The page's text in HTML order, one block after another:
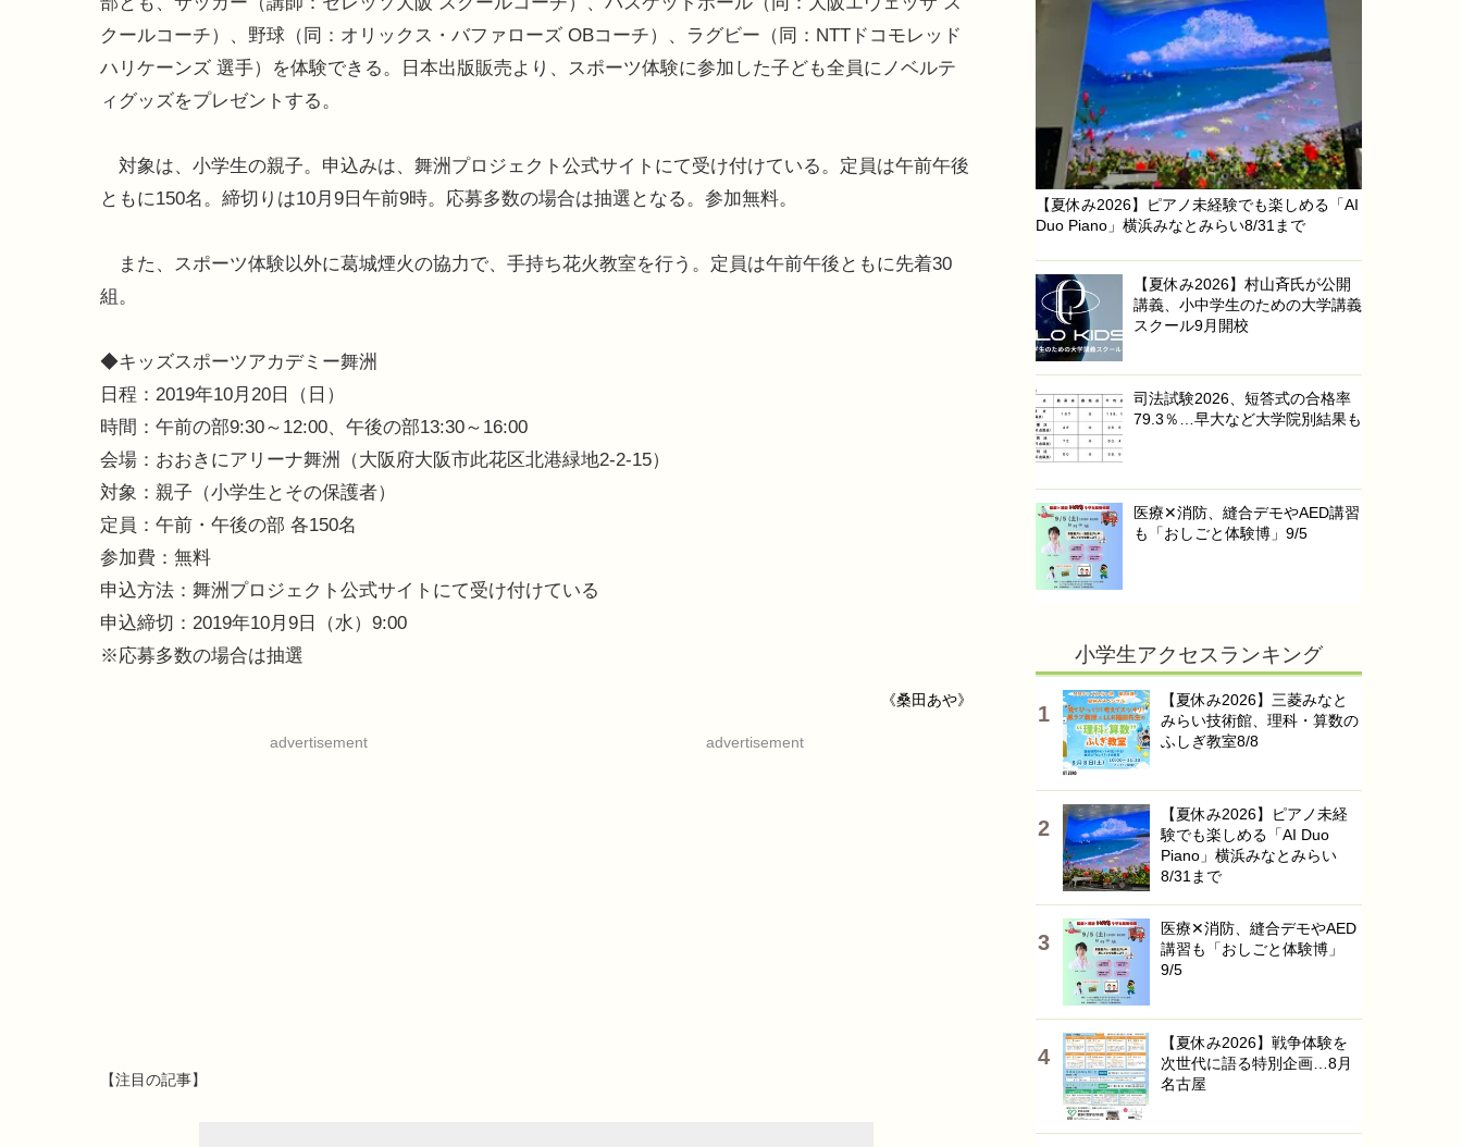
クールコーチ）、野球（同：オリックス・バファローズ OBコーチ）、ラグビー（同：NTTドコモレッド
ハリケーンズ 選手）を体験できる。日本出版販売より、スポーツ体験に参加した子ども全員にノベルテ
ィグッズをプレゼントする。
対象は、小学生の親子。申込みは、舞洲プロジェクト公式サイトにて受け付けている。定員は午前午後
ともに150名。締切りは10月9日午前9時。応募多数の場合は抽選となる。参加無料。
また、スポーツ体験以外に葛城煙火の協力で、手持ち花火教室を行う。定員は午前午後ともに先着30
組。
◆キッズスポーツアカデミー舞洲
日程：2019年10月20日（日）
時間：午前の部9:30～12:00、午後の部13:30～16:00
会場：おおきにアリーナ舞洲（大阪府大阪市此花区北港緑地2-2-15）
対象：親子（小学生とその保護者）
定員：午前・午後の部 各150名
参加費：無料
申込方法：舞洲プロジェクト公式サイトにて受け付けている
申込締切：2019年10月9日（水）9:00
※応募多数の場合は抽選
《桑田あや》
advertisement advertisement
【注目の記事】
【夏休み2026】ピアノ未経験でも楽しめる「AI
Duo Piano」横浜みなとみらい8/31まで
【夏休み2026】村山斉氏が公開
講義、小中学生のための大学講義
スクール9月開校
司法試験2026、短答式の合格率
79.3％…早大など大学院別結果も
医療✕消防、縫合デモやAED講習
も「おしごと体験博」9/5
小学生アクセスランキング
【夏休み2026】三菱みなと
みらい技術館、理科・算数の
ふしぎ教室8/8
【夏休み2026】ピアノ未経
験でも楽しめる「AI Duo
Piano」横浜みなとみらい
8/31まで
医療✕消防、縫合デモやAED
講習も「おしごと体験博」
9/5
【夏休み2026】戦争体験を
次世代に語る特別企画…8月
名古屋